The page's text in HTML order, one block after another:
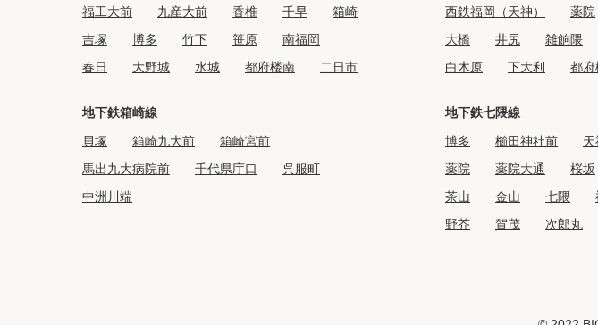
福工大前 九産大前 香椎 千早
箱崎
吉塚
博多 竹下 笹原
南福岡
春日
大野城 水城 都府楼南 二日市
西鉄福岡（天神） 薬院
大橋
井尻 雑餉隈
白木原
下大利 都府
地下鉄箱崎線
貝塚 箱崎九大前
箱崎宮前
馬出九大病院前
千代県庁口
呉服町
中洲川端
地下鉄七隈線
博多 櫛田神社前
薬院
薬院大通 桜坂
茶山
金山 七隈
野芥
賀茂 次郎丸